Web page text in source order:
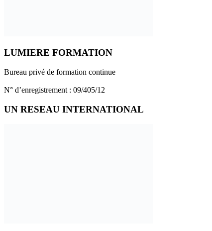
LUMIERE FORMATION
Bureau privé de formation continue
N° d’enregistrement : 09/405/12
UN RESEAU INTERNATIONAL